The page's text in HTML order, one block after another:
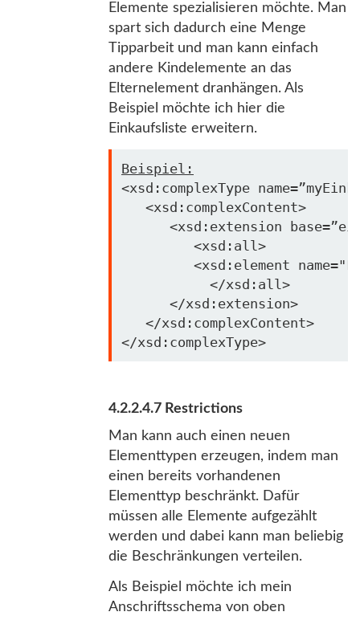
Elemente spezialisieren möchte. Man
spart sich dadurch eine Menge
Tipparbeit und man kann einfach
andere Kindelemente an das
Elternelement dranhängen. Als
Beispiel möchte ich hier die
Einkaufsliste erweitern.
Beispiel:
<xsd:complexType
   <xsd:complexContent>
      <xsd:extension
base
         <xsd:all>
         <xsd:element name=
           </xsd:all>
      </xsd:extension>
   </xsd:complexContent>
4.2.2.4.7 Restrictions
Man kann auch einen neuen
Elementtypen erzeugen, indem man
einen bereits vorhandenen
Elementtyp beschränkt. Dafür
müssen alle Elemente aufgezählt
werden und dabei kann man beliebig
die Beschränkungen verteilen.
Als Beispiel möchte ich mein
Anschriftsschema von oben